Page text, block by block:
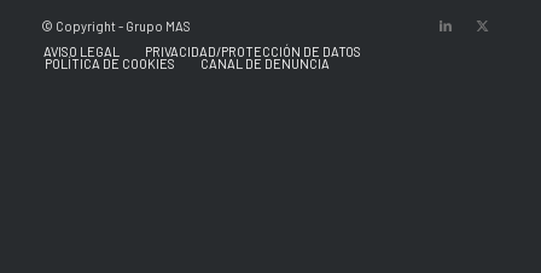
© Copyright - Grupo MAS
AVISO LEGAL
PRIVACIDAD/PROTECCIÓN DE DATOS
POLÍTICA DE COOKIES CANAL DE DENUNCIA